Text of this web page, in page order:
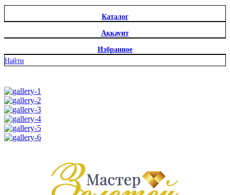
Каталог
Аккаунт
Избранное
Найти